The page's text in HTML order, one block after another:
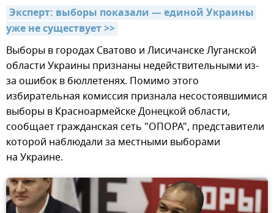
Эксперт: выборы показали — единой Украины
уже не существует >>
Выборы в городах Сватово и Лисичанске Луганской
области Украины признаны недействительными из-
за ошибок в бюллетенях. Помимо этого
избирательная комиссия признала несостоявшимися
выборы в Красноармейске Донецкой области,
сообщает гражданская сеть "ОПОРА", представители
которой наблюдали за местными выборами
на Украине.